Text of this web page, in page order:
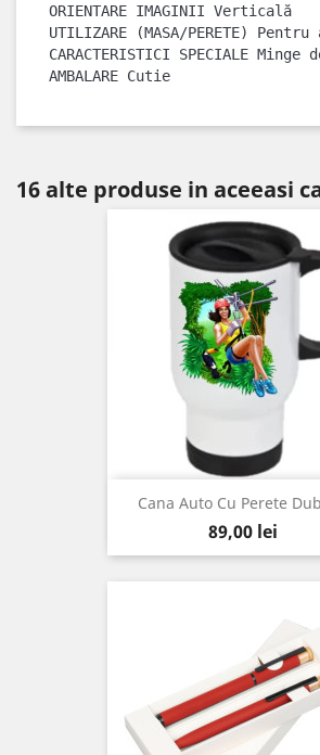
ORIENTARE IMAGINII Verticală
UTILIZARE (MASA/PERETE)
CARACTERISTICI SPECIALE
AMBALARE Cutie
16 alte produse in aceeasi
Cana Auto Cu Perete
Pret
89,00 lei